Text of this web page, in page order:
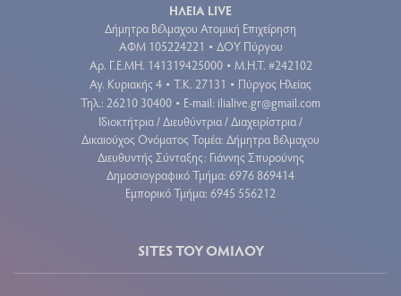
ΗΛΕΙΑ LIVE
Δήμητρα Βέλμαχου Ατομική Επιχείρηση
ΑΦΜ 105224221 • ΔΟΥ Πύργου
Aρ. Γ.Ε.ΜΗ. 141319425000 • Μ.Η.Τ. #242102
Αγ. Κυριακής 4 • Τ.Κ. 27131 • Πύργος Ηλείας
Τηλ.: 26210 30400 • E-mail: ilialive.gr@gmail.com
Ιδιοκτήτρια / Διευθύντρια / Διαχειρίστρια /
Δικαιούχος Ονόματος Τομέα: Δήμητρα Βέλμαχου
Διευθυντής Σύνταξης: Γιάννης Σπυρούνης
Δημοσιογραφικό Τμήμα: 6976 869414
Εμπορικό Τμήμα: 6945 556212
SITES ΤΟΥ ΟΜΙΛΟΥ